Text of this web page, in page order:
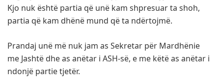
Kjo nuk është partia që unë kam shpresuar ta shoh,
partia që kam dhënë mund që ta ndërtojmë.
Prandaj unë më nuk jam as Sekretar për Mardhënie
me Jashtë dhe as anëtar i ASH-së, e me këtë as anëtar i
ndonjë partie tjetër.